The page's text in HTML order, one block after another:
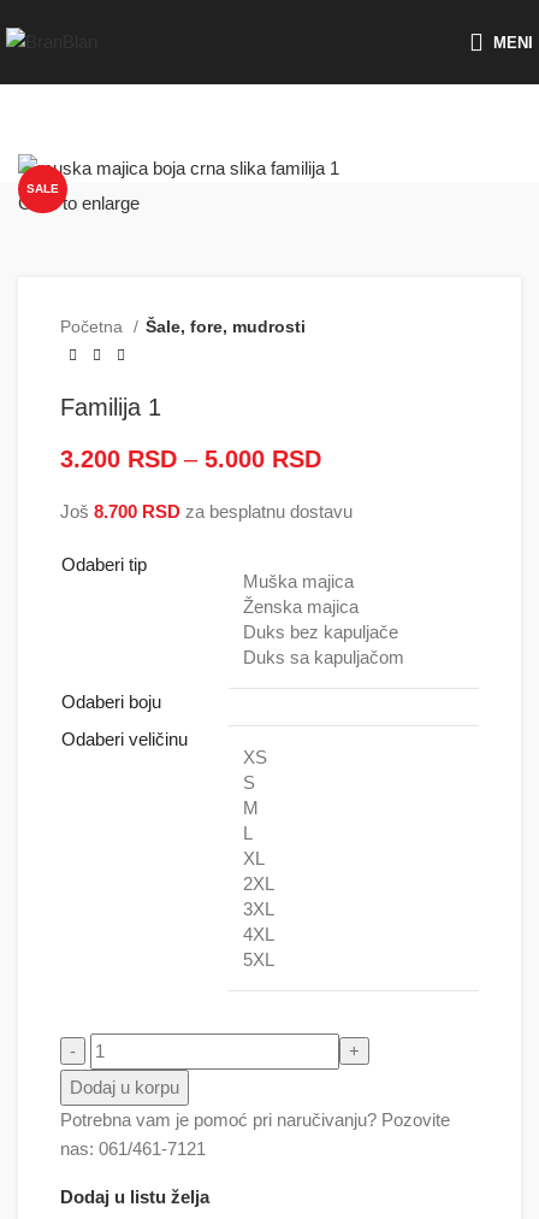
MENI
SALE
Click to enlarge
Početna Šale, fore, mudrosti
Familija 1
3.200 RSD – 5.000 RSD
5.000 RSD
Još 8.700 RSD za besplatnu dostavu
Odaberi tip
Muška majica
Ženska majica
Duks bez kapuljače
Duks sa kapuljačom
Odaberi boju
Odaberi veličinu
XS
S
M
L
XL
2XL
3XL
4XL
5XL
Familija 1 količina
Dodaj u korpu
Potrebna vam je pomoć pri naručivanju? Pozovite
nas: 061/461-7121
Dodaj u listu želja
Besplatna dostava za porudžbine preko